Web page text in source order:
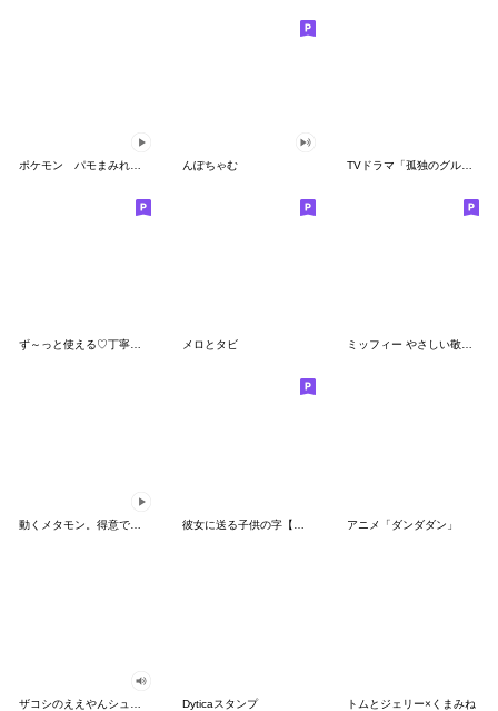
んぽちゃむ TVドラマ「孤独のグルメ」
ず～っと使える♡丁寧な敬語お辞儀スタンプ メロとタビ ミッフィー やさしい敬語スタンプ
アニメ「ダンダダン」
Dyticaスタンプ トムとジェリー×くまみね